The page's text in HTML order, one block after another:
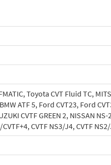
Toyota CVT Fluid TC,
ATF 5, Ford CVT23, Ford
CVTF GREEN 2, NISSAN
CVTF NS3/J4, CVTF